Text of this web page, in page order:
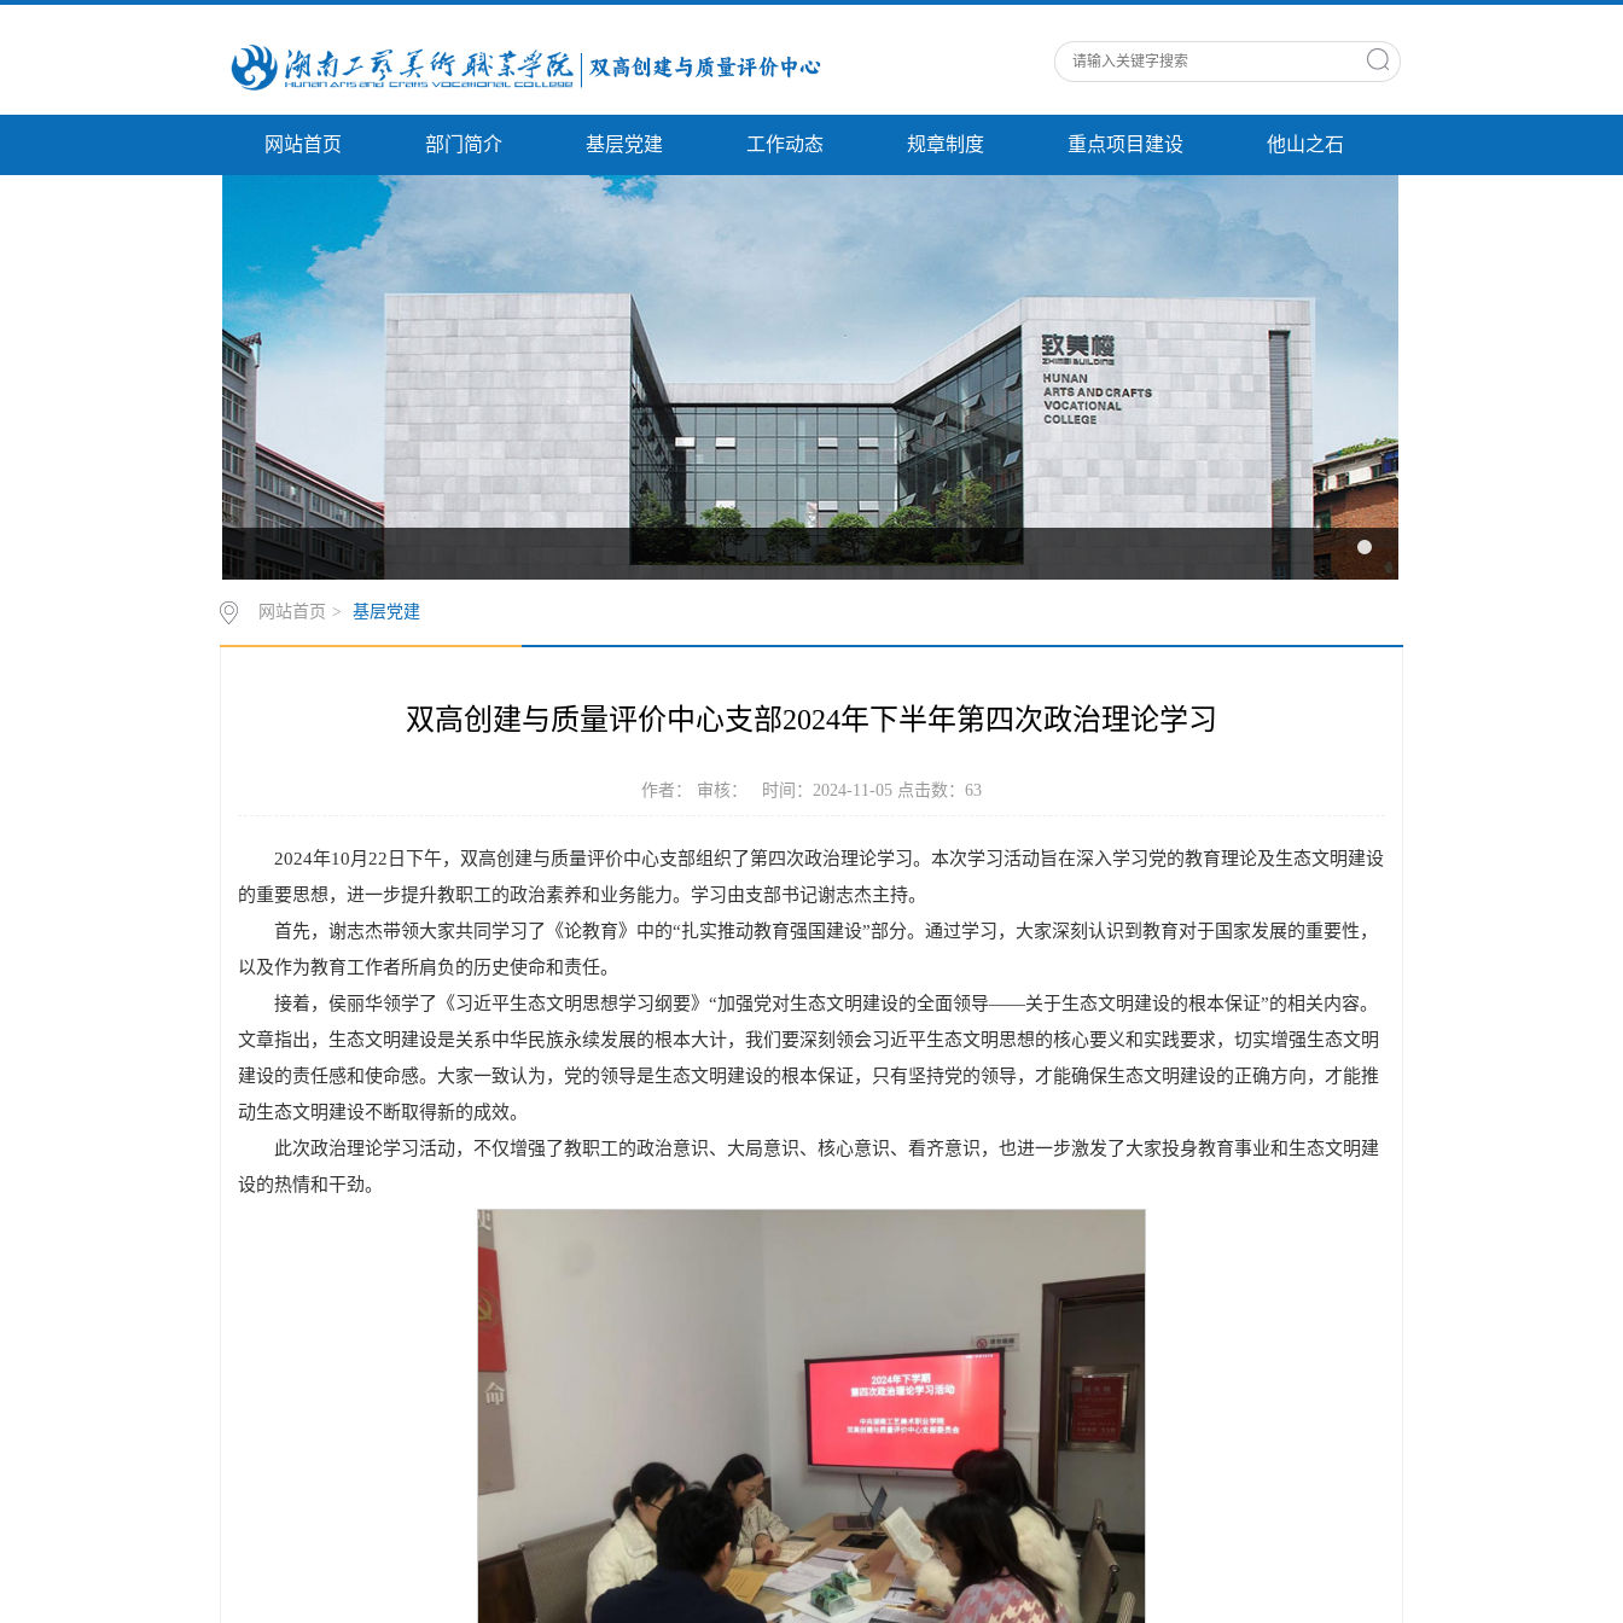
网站首页 部门简介 基层党建 工作动态 规章制度 重点项目建设 他山之石
网站首页 > 基层党建
双高创建与质量评价中心支部2024年下半年第四次政治理论学习
作者： 审核： 时间：2024-11-05 点击数： 63
2024年10月22日下午，双高创建与质量评价中心支部组织了第四次政治理论学习。本次学习活动旨在深入学习党的教育理论及生态文明建设
的重要思想，进一步提升教职工的政治素养和业务能力。学习由支部书记谢志杰主持。
首先，谢志杰带领大家共同学习了《论教育》中的“扎实推动教育强国建设”部分。通过学习，大家深刻认识到教育对于国家发展的重要性，
以及作为教育工作者所肩负的历史使命和责任。
接着，侯丽华领学了《习近平生态文明思想学习纲要》“加强党对生态文明建设的全面领导——关于生态文明建设的根本保证”的相关内容。
文章指出，生态文明建设是关系中华民族永续发展的根本大计，我们要深刻领会习近平生态文明思想的核心要义和实践要求，切实增强生态文明
建设的责任感和使命感。大家一致认为，党的领导是生态文明建设的根本保证，只有坚持党的领导，才能确保生态文明建设的正确方向，才能推
动生态文明建设不断取得新的成效。
此次政治理论学习活动，不仅增强了教职工的政治意识、大局意识、核心意识、看齐意识，也进一步激发了大家投身教育事业和生态文明建
设的热情和干劲。